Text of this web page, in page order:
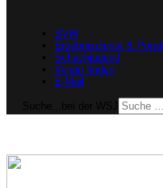
SVW
Ergebnisdienst & Portal
Schachjugend
Verein finden
E-Mail